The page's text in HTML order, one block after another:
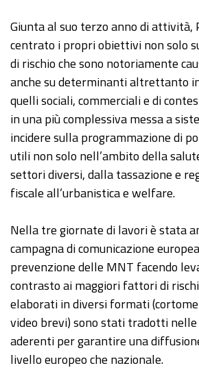
Giunta al suo terzo anno di attività,
centrato i propri obiettivi non solo
di rischio che sono notoriamente
anche su determinanti altrettanto
quelli sociali, commerciali e di
in una più complessiva messa a
incidere sulla programmazione di
utili non solo nell’ambito della
settori diversi, dalla tassazione e
fiscale all’urbanistica e welfare.
Nella tre giornate di lavori è stata
campagna di comunicazione
prevenzione delle MNT facendo
contrasto ai maggiori fattori di
elaborati in diversi formati
video brevi) sono stati tradotti nelle
aderenti per garantire una
livello europeo che nazionale.